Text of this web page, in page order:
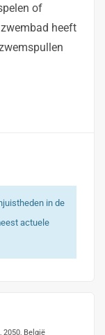
of
heeft
in de
actuele
2050, België